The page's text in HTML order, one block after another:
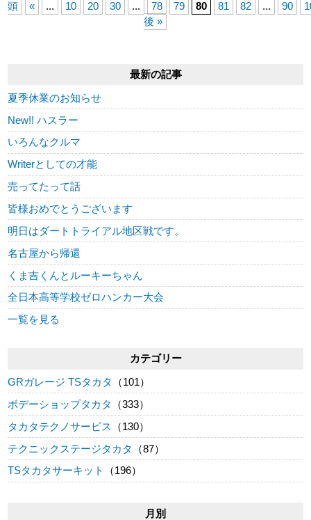
頭 « ... 10 20 30 ... 78 79 80 81 82 ... 90
後 »
最新の記事
夏季休業のお知らせ
New!! ハスラー
いろんなクルマ
Writerとしての才能
売ってたって話
皆様おめでとうございます
明日はダートトライアル地区戦です。
名古屋から帰還
くま吉くんとルーキーちゃん
全日本高等学校ゼロハンカー大会
一覧を見る
カテゴリー
GRガレージ TSタカタ
（101）
ボデーショップタカタ
（333）
タカタテクノサービス
（130）
テクニックステージタカタ
（87）
TSタカタサーキット
（196）
月別